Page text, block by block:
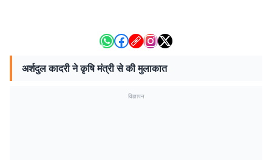
अर्शदुल कादरी ने कृषि मंत्री से की मुलाकात
विज्ञापन